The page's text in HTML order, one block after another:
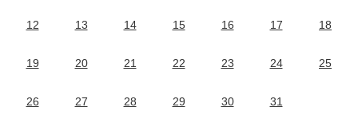
12 13 14 15 16 17 18
19 20 21 22 23 24 25
26 27 28 29 30 31